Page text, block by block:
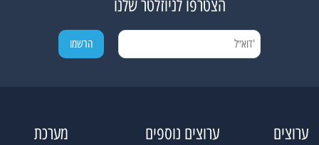
הצטרפו לניוזלטר שלנו
ערוצים ערוצים נוספים מערכת